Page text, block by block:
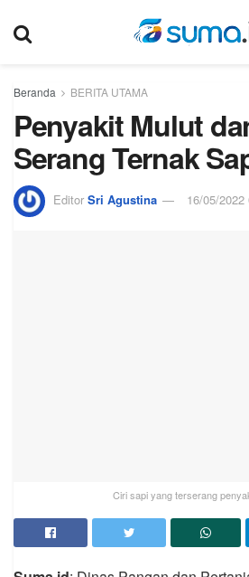
Beranda BERITA UTAMA
Penyakit Mulut
Serang Ternak
Editor Sri Agustina 16/05/2022
Ciri sapi yang terserang